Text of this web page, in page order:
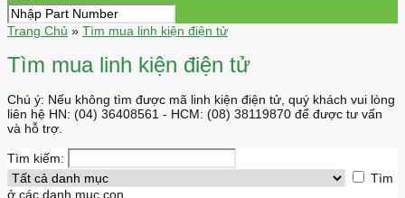
Trang Chủ » Tìm mua linh kiện điện tử
Tìm mua linh kiện điện tử
Chú ý: Nếu không tìm được mã linh kiện điện tử, quý khách vui lòng
liên hệ HN: (04) 36408561 - HCM: (08) 38119870 để được tư vấn
và hỗ trợ.
Tìm kiếm:
Tìm
ở các danh mục con